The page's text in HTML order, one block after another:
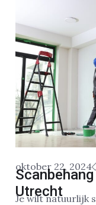
oktober 22, 2024
Utrecht
Je wilt natuurlijk